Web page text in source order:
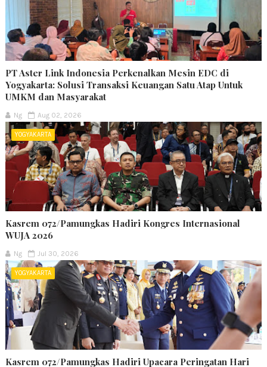
PT Aster Link Indonesia Perkenalkan Mesin EDC di
Yogyakarta: Solusi Transaksi Keuangan Satu Atap Untuk
UMKM dan Masyarakat
Ng Aug 02, 2026
YOGYAKARTA
Kasrem 072/Pamungkas Hadiri Kongres Internasional
WUJA 2026
Ng Jul 30, 2026
YOGYAKARTA
Kasrem 072/Pamungkas Hadiri Upacara Peringatan Hari